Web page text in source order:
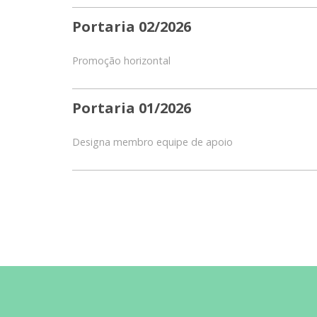
Portaria 02/2026
Promoção horizontal
Portaria 01/2026
Designa membro equipe de apoio